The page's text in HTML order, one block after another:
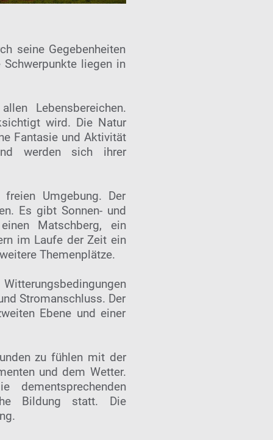
seine Gegebenheiten
liegen in
Lebensbereichen.
wird. Die Natur
Fantasie und Aktivität
werden sich ihrer
Umgebung. Der
Es gibt Sonnen- und
Matschberg, ein
im Laufe der Zeit ein
Themenplätze.
Stromanschluss. Der
Ebene und einer
zu fühlen mit der
und dem Wetter.
Bildung statt. Die